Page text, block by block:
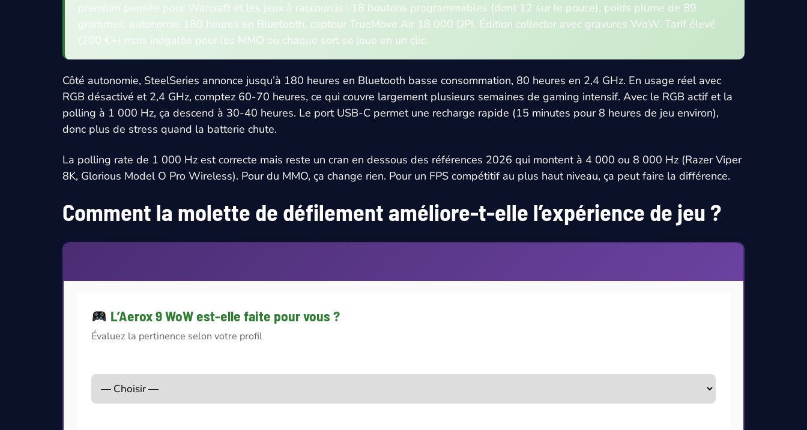
premium pensée pour Warcraft et les jeux à raccourcis : 18 boutons programmables (dont 12 sur le pouce), poids plume de 89
grammes, autonomie 180 heures en Bluetooth, capteur TrueMove Air 18 000 DPI. Édition collector avec gravures WoW. Tarif élevé
(200 €+) mais inégalée pour les MMO où chaque sort se joue en un clic.
Côté autonomie, SteelSeries annonce jusqu’à 180 heures en Bluetooth basse consommation, 80 heures en 2,4 GHz. En usage réel avec
RGB désactivé et 2,4 GHz, comptez 60-70 heures, ce qui couvre largement plusieurs semaines de gaming intensif. Avec le RGB actif et la
polling à 1 000 Hz, ça descend à 30-40 heures. Le port USB-C permet une recharge rapide (15 minutes pour 8 heures de jeu environ),
donc plus de stress quand la batterie chute.
La polling rate de 1 000 Hz est correcte mais reste un cran en dessous des références 2026 qui montent à 4 000 ou 8 000 Hz (Razer Viper
8K, Glorious Model O Pro Wireless). Pour du MMO, ça change rien. Pour un FPS compétitif au plus haut niveau, ça peut faire la différence.
Comment la molette de défilement améliore-t-elle l’expérience de jeu ?
L’Aerox 9 WoW est-elle faite pour vous ?
Évaluez la pertinence selon votre profil